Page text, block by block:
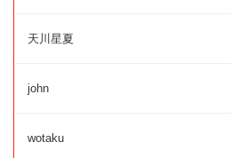
天川星夏
john
wotaku